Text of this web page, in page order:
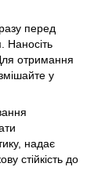
перед
Наносіть
отримання
у
надає
стійкість до